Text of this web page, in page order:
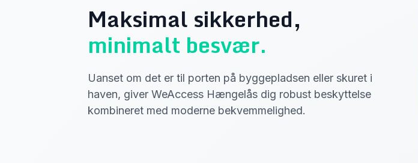
Maksimal sikkerhed,
minimalt besvær.
Uanset om det er til porten på byggepladsen eller skuret i
haven, giver WeAccess Hængelås dig robust beskyttelse
kombineret med moderne bekvemmelighed.